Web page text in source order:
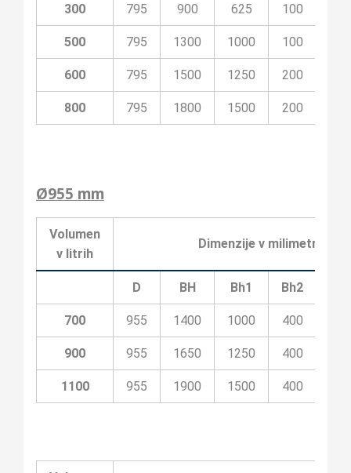
300 795 900 625 100
500 795 1300 1000 100
600 795 1500 1250 200
800 795 1800 1500 200
Ø955 mm
Volumen
v litrih
Dimenzije v milimetrih
D BH Bh1 Bh2
700 955 1400 1000 400
900 955 1650 1250 400
1100 955 1900 1500 400